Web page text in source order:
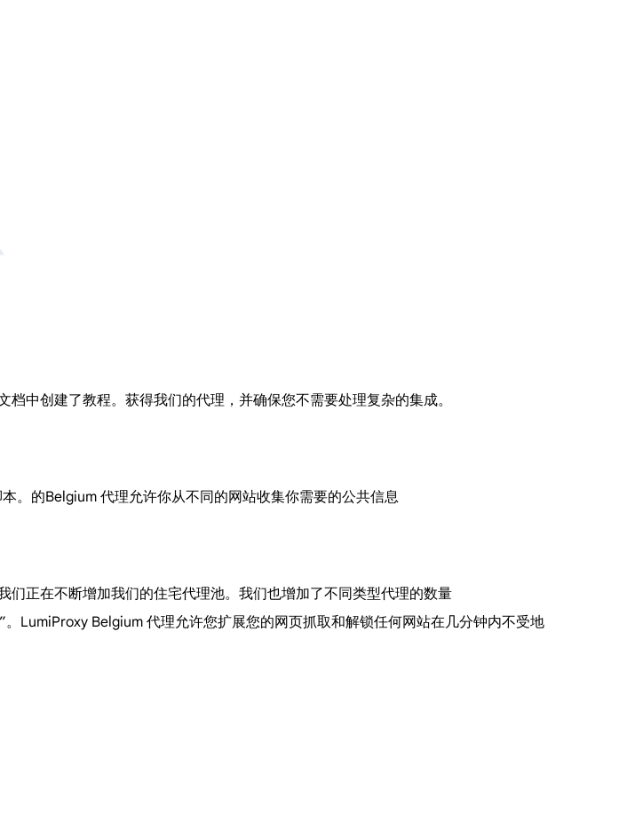
中创建了教程。获得我们的代理，并确保您不需要处理复杂的集成。
。的Belgium 代理允许你从不同的网站收集你需要的公共信息
正在不断增加我们的住宅代理池。我们也增加了不同类型代理的数量
LumiProxy Belgium 代理允许您扩展您的网页抓取和解锁任何网站在几分钟内不受地